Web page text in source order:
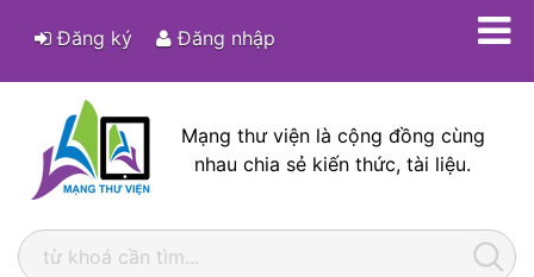
Đăng ký Đăng nhập
Mạng thư viện là cộng đồng cùng
nhau chia sẻ kiến thức, tài liệu.